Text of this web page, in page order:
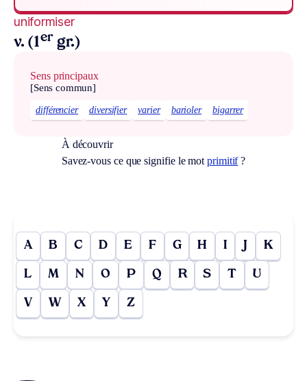
uniformiser
v. (1er gr.)
Sens principaux
[Sens commun]
différencier diversifier varier barioler bigarrer
À découvrir
Savez-vous ce que signifie le motprimitif?
A B C D E F G H I J K
L M N O P Q R S T U
V W X Y Z